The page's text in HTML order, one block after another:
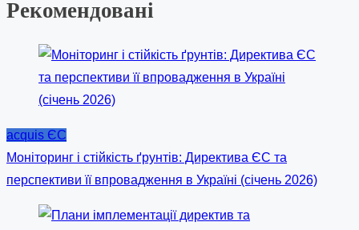
Рекомендовані
acquis ЄС
Моніторинг і стійкість ґрунтів: Директива ЄС та
перспективи її впровадження в Україні (січень 2026)